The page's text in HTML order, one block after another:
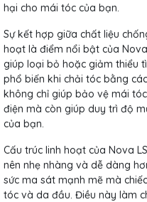
hại cho mái tóc của bạn.
Sự kết hợp giữa chất liệu
hoạt là điểm nổi bật của Nova
giúp loại bỏ hoặc giảm thiểu
phổ biến khi chải tóc bằng
không chỉ giúp bảo vệ mái
điện mà còn giúp duy trì độ
của bạn.
Cấu trúc linh hoạt của Nova
nên nhẹ nhàng và dễ dàng
sức ma sát mạnh mẽ mà
tóc và da đầu. Điều này làm